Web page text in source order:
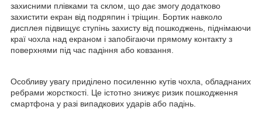
захисними плівками та склом, що дає змогу додатково
захистити екран від подряпин і тріщин. Бортик навколо
дисплея підвищує ступінь захисту від пошкоджень, піднімаючи
краї чохла над екраном і запобігаючи прямому контакту з
поверхнями під час падіння або ковзання.
Особливу увагу приділено посиленню кутів чохла, обладнаних
ребрами жорсткості. Це істотно знижує ризик пошкодження
смартфона у разі випадкових ударів або падінь.